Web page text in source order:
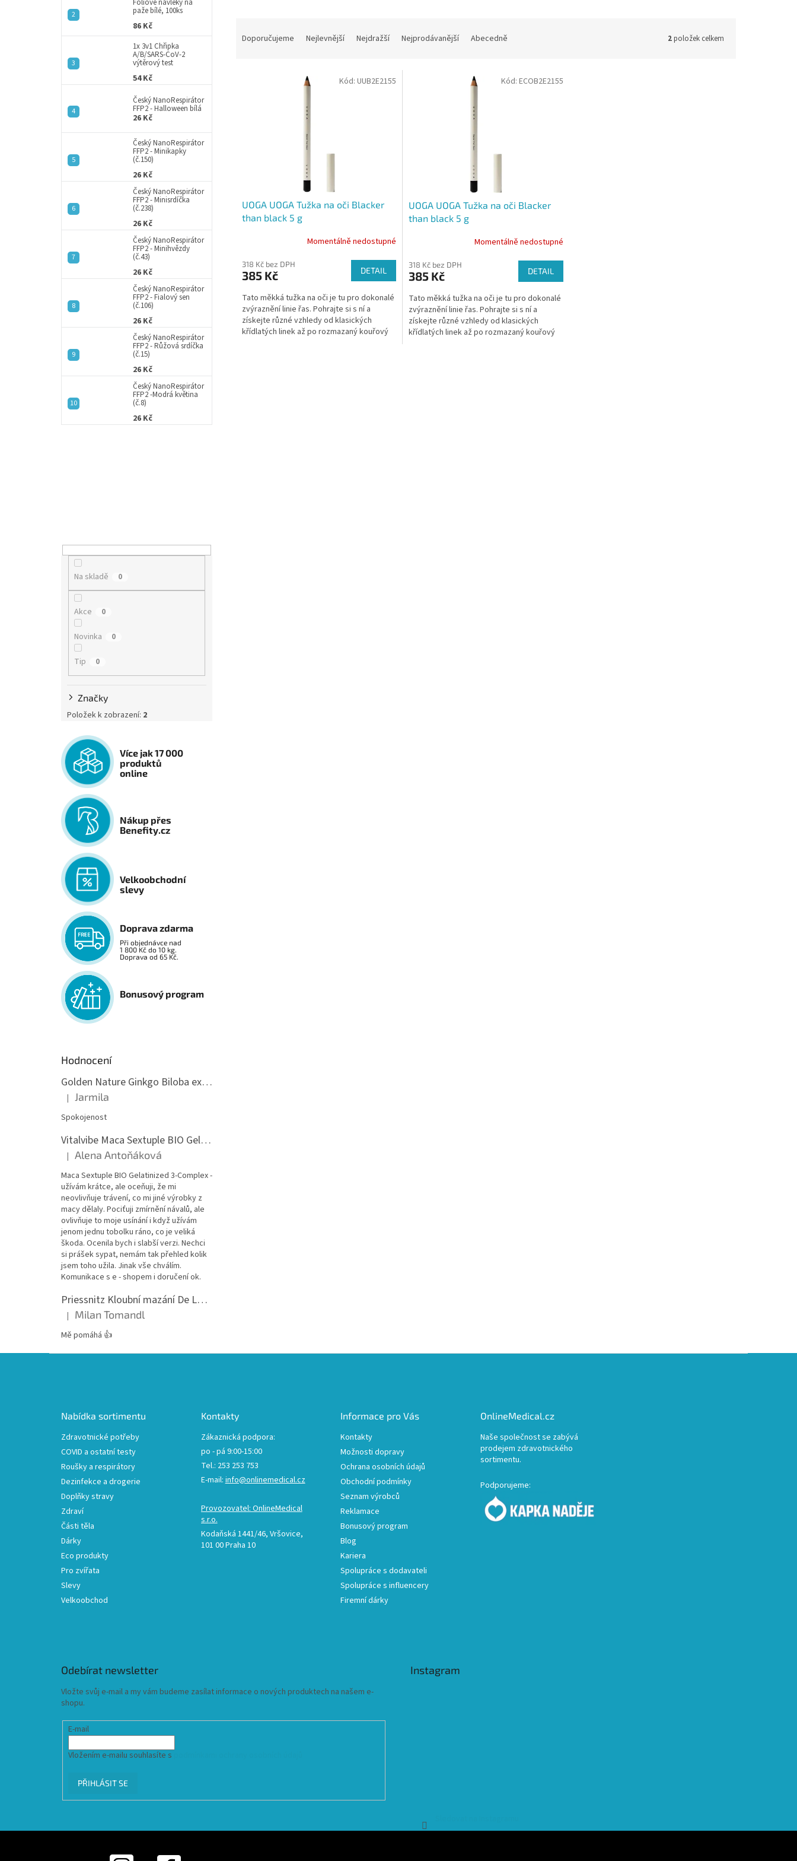
paže bílé, 100ks
86 Kč
1x 3v1 Chřipka
A/B/SARS-CoV-2
výtěrový test
54 Kč
Český NanoRespirátor
FFP2 - Halloween bílá
26 Kč
Český NanoRespirátor
FFP2 - Minikapky
(č.150)
26 Kč
Český NanoRespirátor
FFP2 - Minisrdíčka
(č.238)
26 Kč
Český NanoRespirátor
FFP2 - Minihvězdy
(č.43)
26 Kč
Český NanoRespirátor
FFP2 - Fialový sen
(č.106)
26 Kč
Český NanoRespirátor
FFP2 - Růžová srdíčka
(č.15)
26 Kč
Český NanoRespirátor
FFP2 -Modrá květina
(č.8)
26 Kč
Na skladě 0
Akce 0
Novinka 0
Tip 0
Značky
Položek k zobrazení: 2
Více jak 17 000
produktů
online
Nákup přes
Benefity.cz
Velkoobchodní
slevy
Doprava zdarma
Při objednávce nad
1 800 Kč do 10 kg.
Doprava od 65 Kč.
Bonusový program
Hodnocení
Golden Nature Ginkgo Biloba extrakt 50:1 60mg, 100 kapslí
Hodnocení produktu je 5 z 5 hvězdiček.
| Jarmila
Spokojenost
Vitalvibe Maca Sextuple BIO Gelatinized 3-Complex, 60 kapslí
Hodnocení produktu je 5 z 5 hvězdiček.
| Alena Antoňáková
Maca Sextuple BIO Gelatinized 3-Complex -
užívám krátce, ale oceňuji, že mi
neovlivňuje trávení, co mi jiné výrobky z
macy dělaly. Pociťuji zmírnění návalů, ale
ovlivňuje to moje usínání i když užívám
jenom jednu tobolku ráno, co je veliká
škoda. Ocenila bych i slabší verzi. Nechci
si prášek sypat, nemám tak přehled kolik
jsem toho užila. Jinak vše chválím.
Komunikace s e - shopem i doručení ok.
Priessnitz Kloubní mazání De Luxe, 200ml
Hodnocení produktu je 5 z 5 hvězdiček.
| Milan Tomandl
Mě pomáhá 👍
Doporučujeme Nejlevnější Nejdražší Nejprodávanější Abecedně 2položek celkem
UOGA UOGA Tužka na oči Blacker
than black 5 g
Momentálně nedostupné
318 Kč bez DPH
385 Kč DETAIL
Tato měkká tužka na oči je tu pro dokonalé
zvýraznění linie řas. Pohrajte si s ní a
získejte různé vzhledy od klasických
křídlatých linek až po rozmazaný kouřový
Kód: UUB2E2155
UOGA UOGA Tužka na oči Blacker
than black 5 g
Momentálně nedostupné
318 Kč bez DPH
385 Kč DETAIL
Tato měkká tužka na oči je tu pro dokonalé
zvýraznění linie řas. Pohrajte si s ní a
získejte různé vzhledy od klasických
křídlatých linek až po rozmazaný kouřový
Kód: ECOB2E2155
Nabídka sortimentu
Zdravotnické potřeby
COVID a ostatní testy
Roušky a respirátory
Dezinfekce a drogerie
Doplňky stravy
Zdraví
Části těla
Dárky
Eco produkty
Pro zvířata
Slevy
Velkoobchod
Kontakty
Zákaznická podpora:
po - pá 9:00-15:00
Tel.: 253 253 753
E-mail: info@onlinemedical.cz
Provozovatel: OnlineMedical
s.r.o.
Kodaňská 1441/46, Vršovice,
101 00 Praha 10
Informace pro Vás
Kontakty
Možnosti dopravy
Ochrana osobních údajů
Obchodní podmínky
Seznam výrobců
Reklamace
Bonusový program
Blog
Kariera
Spolupráce s dodavateli
Spolupráce s influencery
Firemní dárky
OnlineMedical.cz
Naše společnost se zabývá
prodejem zdravotnického
sortimentu.
Podporujeme:
Odebírat newsletter
Vložte svůj e-mail a my vám budeme zasílat informace o nových produktech na našem e-
shopu.
E-mail
Vložením e-mailu souhlasíte s
PŘIHLÁSIT SE
Instagram